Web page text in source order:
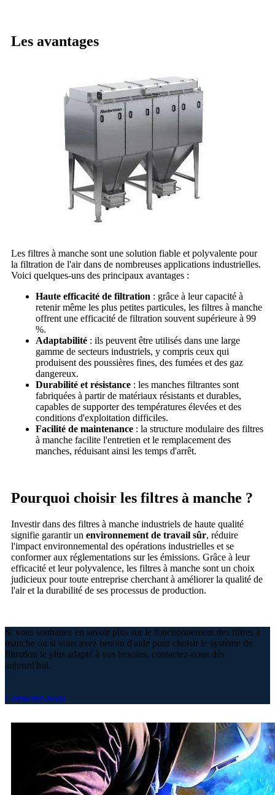
Les avantages
Les filtres à manche sont une solution fiable et polyvalente pour
la filtration de l'air dans de nombreuses applications industrielles.
Voici quelques-uns des principaux avantages :
Haute efficacité de filtration : grâce à leur capacité à
retenir même les plus petites particules, les filtres à manche
offrent une efficacité de filtration souvent supérieure à 99
%.
Adaptabilité : ils peuvent être utilisés dans une large
gamme de secteurs industriels, y compris ceux qui
produisent des poussières fines, des fumées et des gaz
dangereux.
Durabilité et résistance : les manches filtrantes sont
fabriquées à partir de matériaux résistants et durables,
capables de supporter des températures élevées et des
conditions d'exploitation difficiles.
Facilité de maintenance : la structure modulaire des filtres
à manche facilite l'entretien et le remplacement des
manches, réduisant ainsi les temps d'arrêt.
Pourquoi choisir les filtres à manche ?
Investir dans des filtres à manche industriels de haute qualité
signifie garantir un environnement de travail sûr, réduire
l'impact environnemental des opérations industrielles et se
conformer aux réglementations sur les émissions. Grâce à leur
efficacité et leur polyvalence, les filtres à manche sont un choix
judicieux pour toute entreprise cherchant à améliorer la qualité de
l'air et la durabilité de ses processus de production.
Si vous souhaitez en savoir plus sur le fonctionnement des filtres à
manche ou si vous avez besoin d'aide pour choisir le système de
filtration le plus adapté à vos besoins, contactez-nous dès
aujourd'hui.
Contactez-nous